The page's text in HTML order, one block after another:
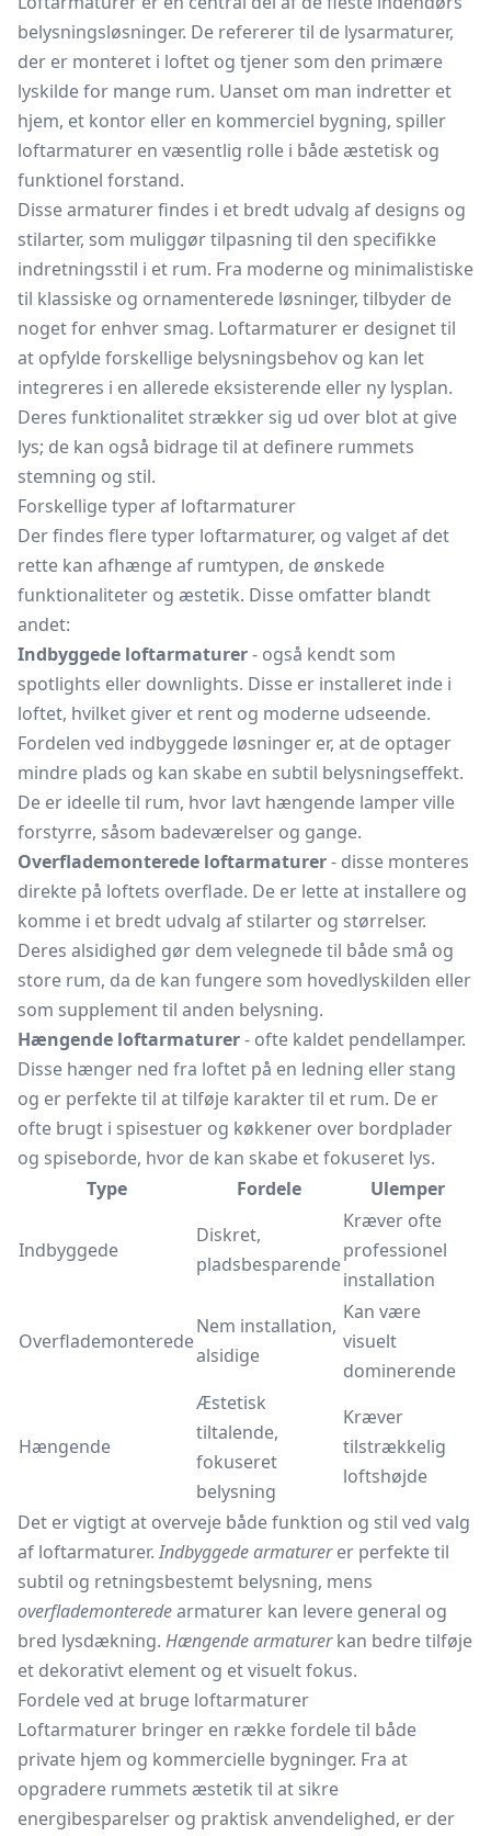
belysningsløsninger. De refererer til de lysarmaturer,
der er monteret i loftet og tjener som den primære
lyskilde for mange rum. Uanset om man indretter et
hjem, et kontor eller en kommerciel bygning, spiller
loftarmaturer en væsentlig rolle i både æstetisk og
funktionel forstand.
Disse armaturer findes i et bredt udvalg af designs og
stilarter, som muliggør tilpasning til den specifikke
indretningsstil i et rum. Fra moderne og minimalistiske
til klassiske og ornamenterede løsninger, tilbyder de
noget for enhver smag. Loftarmaturer er designet til
at opfylde forskellige belysningsbehov og kan let
integreres i en allerede eksisterende eller ny lysplan.
Deres funktionalitet strækker sig ud over blot at give
lys; de kan også bidrage til at definere rummets
stemning og stil.
Forskellige typer af loftarmaturer
Der findes flere typer loftarmaturer, og valget af det
rette kan afhænge af rumtypen, de ønskede
funktionaliteter og æstetik. Disse omfatter blandt
andet:
Indbyggede loftarmaturer- også kendt som
spotlights eller downlights. Disse er installeret inde i
loftet, hvilket giver et rent og moderne udseende.
Fordelen ved indbyggede løsninger er, at de optager
mindre plads og kan skabe en subtil belysningseffekt.
De er ideelle til rum, hvor lavt hængende lamper ville
forstyrre, såsom badeværelser og gange.
Overflademonterede loftarmaturer- disse monteres
direkte på loftets overflade. De er lette at installere og
komme i et bredt udvalg af stilarter og størrelser.
Deres alsidighed gør dem velegnede til både små og
store rum, da de kan fungere som hovedlyskilden eller
som supplement til anden belysning.
Hængende loftarmaturer- ofte kaldet pendellamper.
Disse hænger ned fra loftet på en ledning eller stang
og er perfekte til at tilføje karakter til et rum. De er
ofte brugt i spisestuer og køkkener over bordplader
og spiseborde, hvor de kan skabe et fokuseret lys.
Type
Fordele Ulemper
Indbyggede
Diskret,
pladsbesparende
Kræver ofte
professionel
installation
Overflademonterede
Nem installation,
alsidige
Kan være
visuelt
dominerende
Hængende
Æstetisk
tiltalende,
fokuseret
belysning
Kræver
tilstrækkelig
loftshøjde
Det er vigtigt at overveje både funktion og stil ved valg
af loftarmaturer.Indbyggede armaturerer perfekte til
subtil og retningsbestemt belysning, mens
overflademonteredearmaturer kan levere general og
bred lysdækning. Hængende armaturerkan bedre tilføje
et dekorativt element og et visuelt fokus.
Fordele ved at bruge loftarmaturer
Loftarmaturer bringer en række fordele til både
private hjem og kommercielle bygninger. Fra at
opgradere rummets æstetik til at sikre
energibesparelser og praktisk anvendelighed, er der